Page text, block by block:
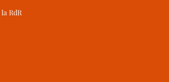
RdR